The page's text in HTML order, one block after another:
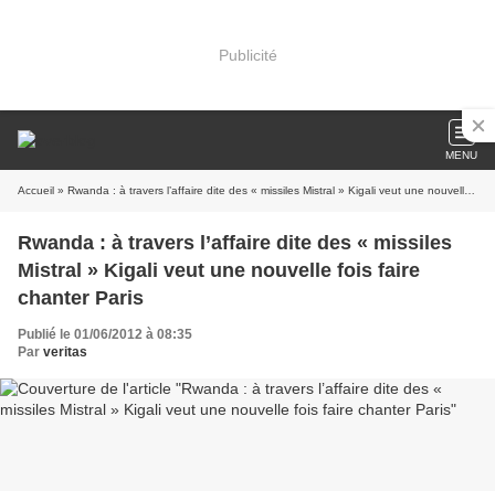
Publicité
MENU
Accueil » Rwanda : à travers l’affaire dite des « missiles Mistral » Kigali veut une nouvelle fois faire chanter Paris
Rwanda : à travers l’affaire dite des « missiles
Mistral » Kigali veut une nouvelle fois faire
chanter Paris
Publié le 01/06/2012 à 08:35
Par veritas